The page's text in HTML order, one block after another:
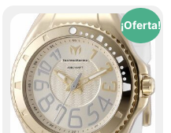
¡Oferta!